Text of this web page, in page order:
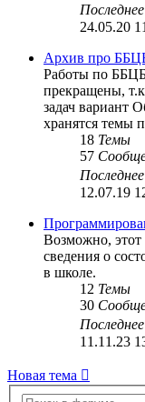
24.05.20
Архив про
Работы по
прекращены,
задач вариант
хранятся темы
18 Темы
57
12.07.19
Возможно, этот
сведения о
в школе.
12 Темы
30
11.11.23
Новая тема